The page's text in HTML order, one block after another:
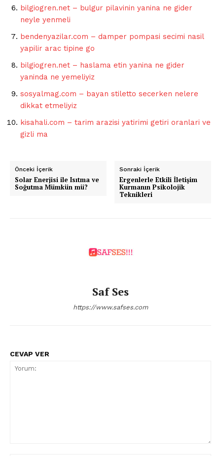
bilgiogren.net – bulgur pilavinin yanina ne gider
neyle yenmeli
bendenyazilar.com – damper pompasi secimi nasil
yapilir arac tipine go
bilgiogren.net – haslama etin yanina ne gider
yaninda ne yemeliyiz
sosyalmag.com – bayan stiletto secerken nelere
dikkat etmeliyiz
kisahali.com – tarim arazisi yatirimi getiri oranlari ve
gizli ma
Önceki İçerik
Solar Enerjisi ile Isıtma ve
Soğutma Mümkün mü?
Sonraki İçerik
Ergenlerle Etkili İletişim
Kurmanın Psikolojik
Teknikleri
Saf Ses
https://www.safses.com
CEVAP VER